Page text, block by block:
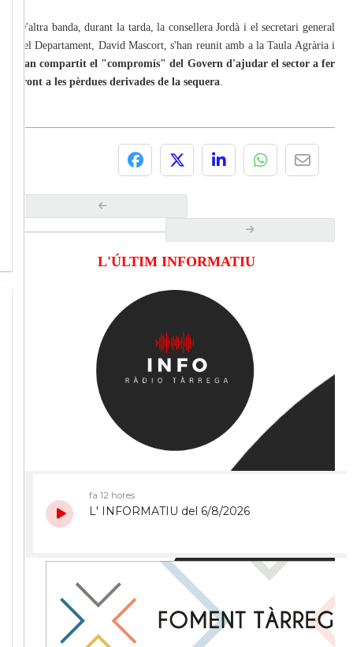
D'altra banda, durant la tarda, la consellera Jordà i el secretari general
del Departament, David Mascort, s'han reunit amb a la Taula Agrària i
han compartit el "compromís" del Govern d'ajudar el sector a fer
front a les pèrdues derivades de la sequera
L'ÚLTIM INFORMATIU